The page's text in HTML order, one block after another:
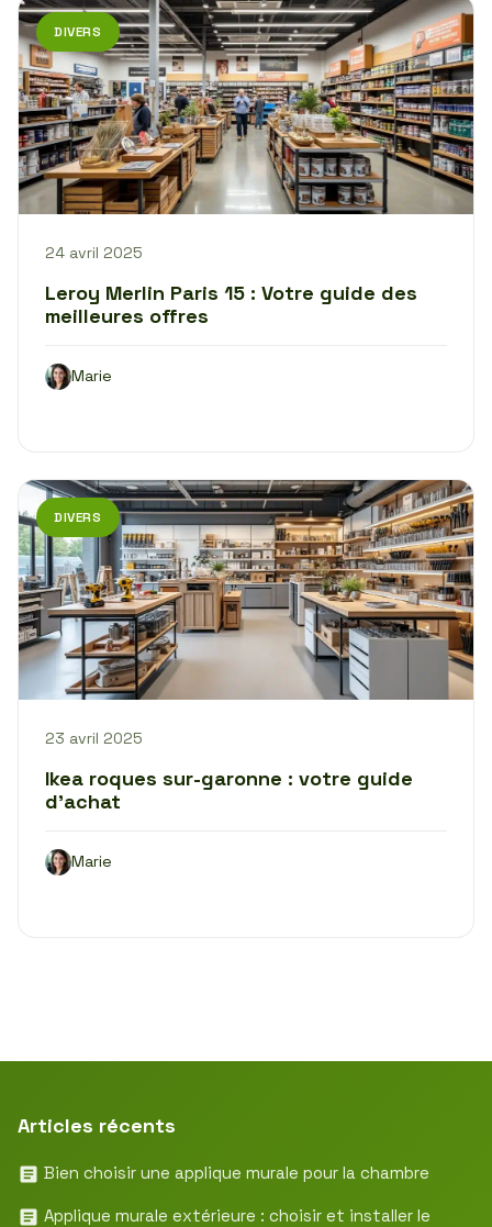
DIVERS
24 avril 2025
Leroy Merlin Paris 15 : Votre guide des
meilleures offres
Marie
DIVERS
23 avril 2025
Ikea roques sur-garonne : votre guide
d’achat
Marie
Articles récents
Bien choisir une applique murale pour la chambre
Applique murale extérieure : choisir et installer le